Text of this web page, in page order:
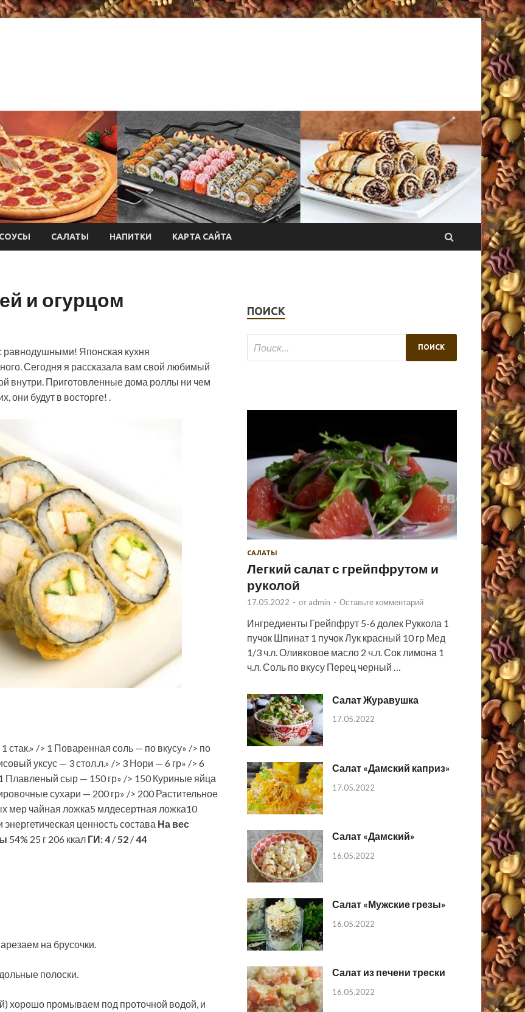
СОУСЫ САЛАТЫ НАПИТКИ КАРТА САЙТА
и огурцом
равнодушными! Японская кухня
Сегодня я рассказала вам свой любимый
внутри. Приготовленные дома роллы ни чем
они будут в восторге! .
стак.» /> 1 Поваренная соль — по вкусу» /> по
уксус — 3 стол.л.» /> 3 Нори — 6 гр» /> 6
Плавленый сыр — 150 гр» /> 150 Куриные яйца
сухари — 200 гр» /> 200 Растительное
мер чайная ложка5 млдесертная ложка10
ценность состава На вес
54% 25 г 206 ккал ГИ:4 /52 /44
на брусочки.
полоски.
хорошо промываем под проточной водой, и
ПОИСК
САЛАТЫ
Легкий салат с грейпфрутом и
руколой
17.05.2022 - от admin - Оставьте комментарий
Ингредиенты Грейпфрут 5-6 долек Руккола 1
пучок Шпинат 1 пучок Лук красный 10 гр Мед
1/3 ч.л. Оливковое масло 2 ч.л. Сок лимона 1
ч.л. Соль по вкусу Перец черный …
Салат Журавушка
17.05.2022
Салат «Дамский каприз»
17.05.2022
Салат «Дамский»
16.05.2022
Салат «Мужские грезы»
16.05.2022
Салат из печени трески
16.05.2022